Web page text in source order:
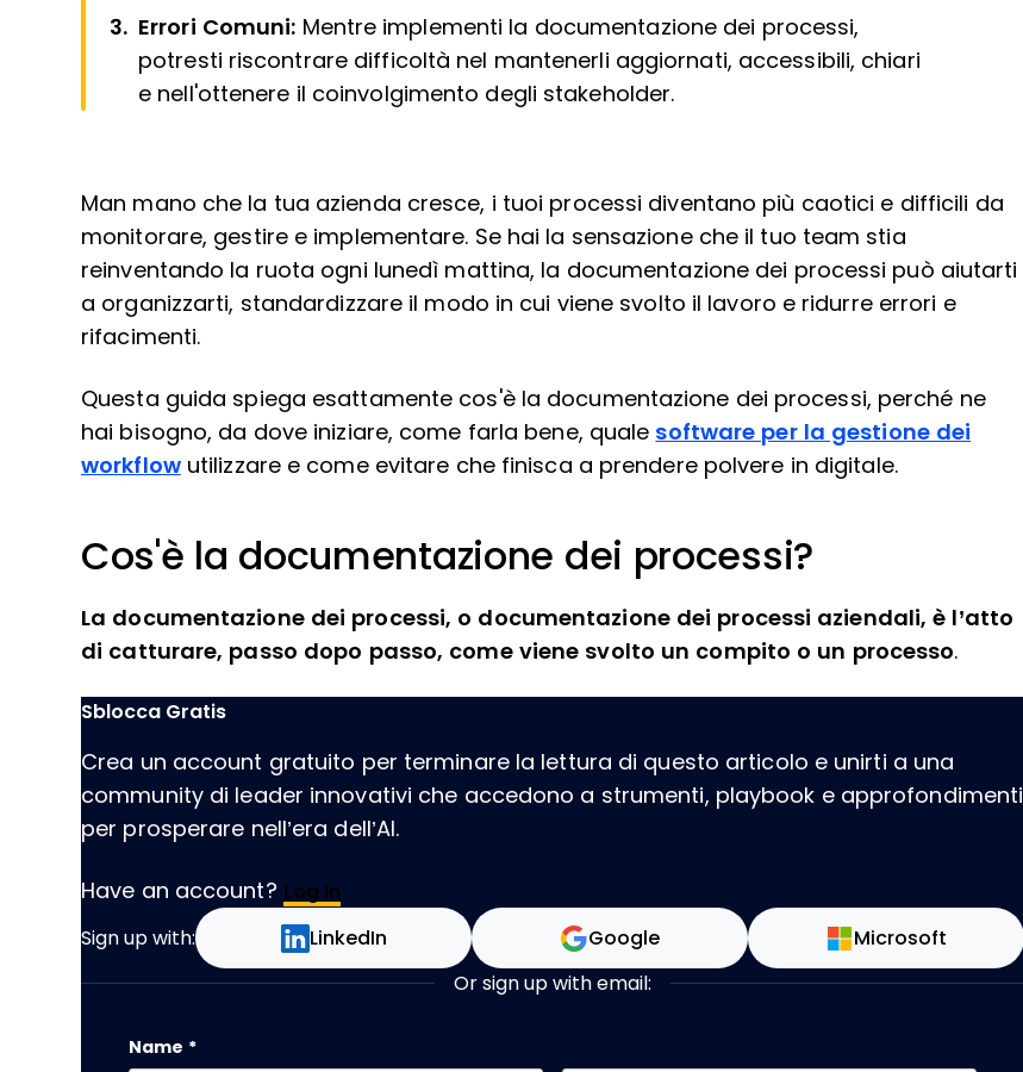
Errori Comuni: Mentre implementi la documentazione dei processi,
potresti riscontrare difficoltà nel mantenerli aggiornati, accessibili, chiari
e nell'ottenere il coinvolgimento degli stakeholder.
Man mano che la tua azienda cresce, i tuoi processi diventano più caotici e difficili da
monitorare, gestire e implementare. Se hai la sensazione che il tuo team stia
reinventando la ruota ogni lunedì mattina, la documentazione dei processi può aiutarti
a organizzarti, standardizzare il modo in cui viene svolto il lavoro e ridurre errori e
rifacimenti.
Questa guida spiega esattamente cos'è la documentazione dei processi, perché ne
hai bisogno, da dove iniziare, come farla bene, quale software per la gestione dei
workflowutilizzare e come evitare che finisca a prendere polvere in digitale.
Cos'è la documentazione dei processi?
La documentazione dei processi, o documentazione dei processi aziendali, è l’atto
di catturare, passo dopo passo, come viene svolto un compito o un processo.
Sblocca Gratis
Crea un account gratuito per terminare la lettura di questo articolo e unirti a una
community di leader innovativi che accedono a strumenti, playbook e approfondimenti
per prosperare nell’era dell’AI.
Have an account? Log In
Sign up with: LinkedIn Google Microsoft
Or sign up with email:
LinkedIn
Name *